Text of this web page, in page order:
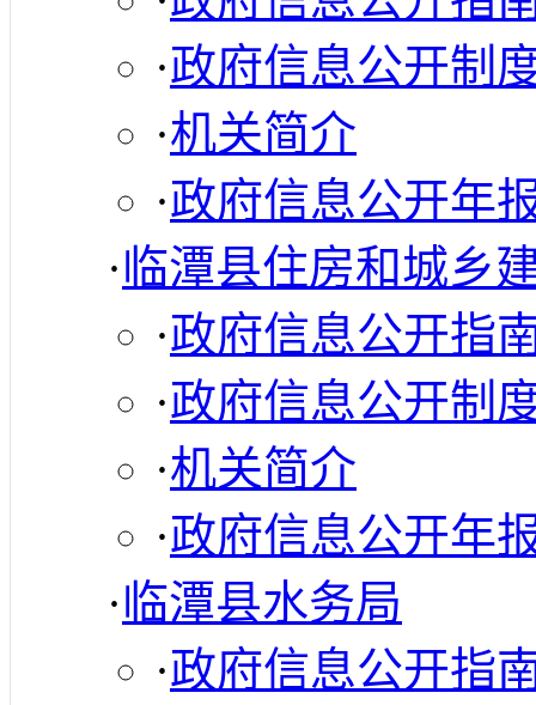
·政府信息公开制
·机关简介
·政府信息公开年
·临潭县住房和城乡
·政府信息公开指
·政府信息公开制
·机关简介
·政府信息公开年
·临潭县水务局
·政府信息公开指